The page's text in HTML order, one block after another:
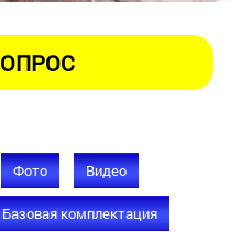
Фото Видео
Базовая комплектация